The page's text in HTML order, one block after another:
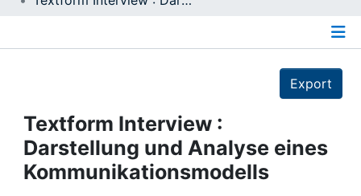
Projects
People
Export
Textform Interview :
Darstellung und Analyse eines
Kommunikationsmodells